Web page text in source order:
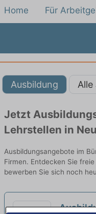
Home Für
Ausbildung Alle
Jetzt
Lehrstellen in
Ausbildungsangebote im
Firmen. Entdecken Sie
bewerben Sie sich noch